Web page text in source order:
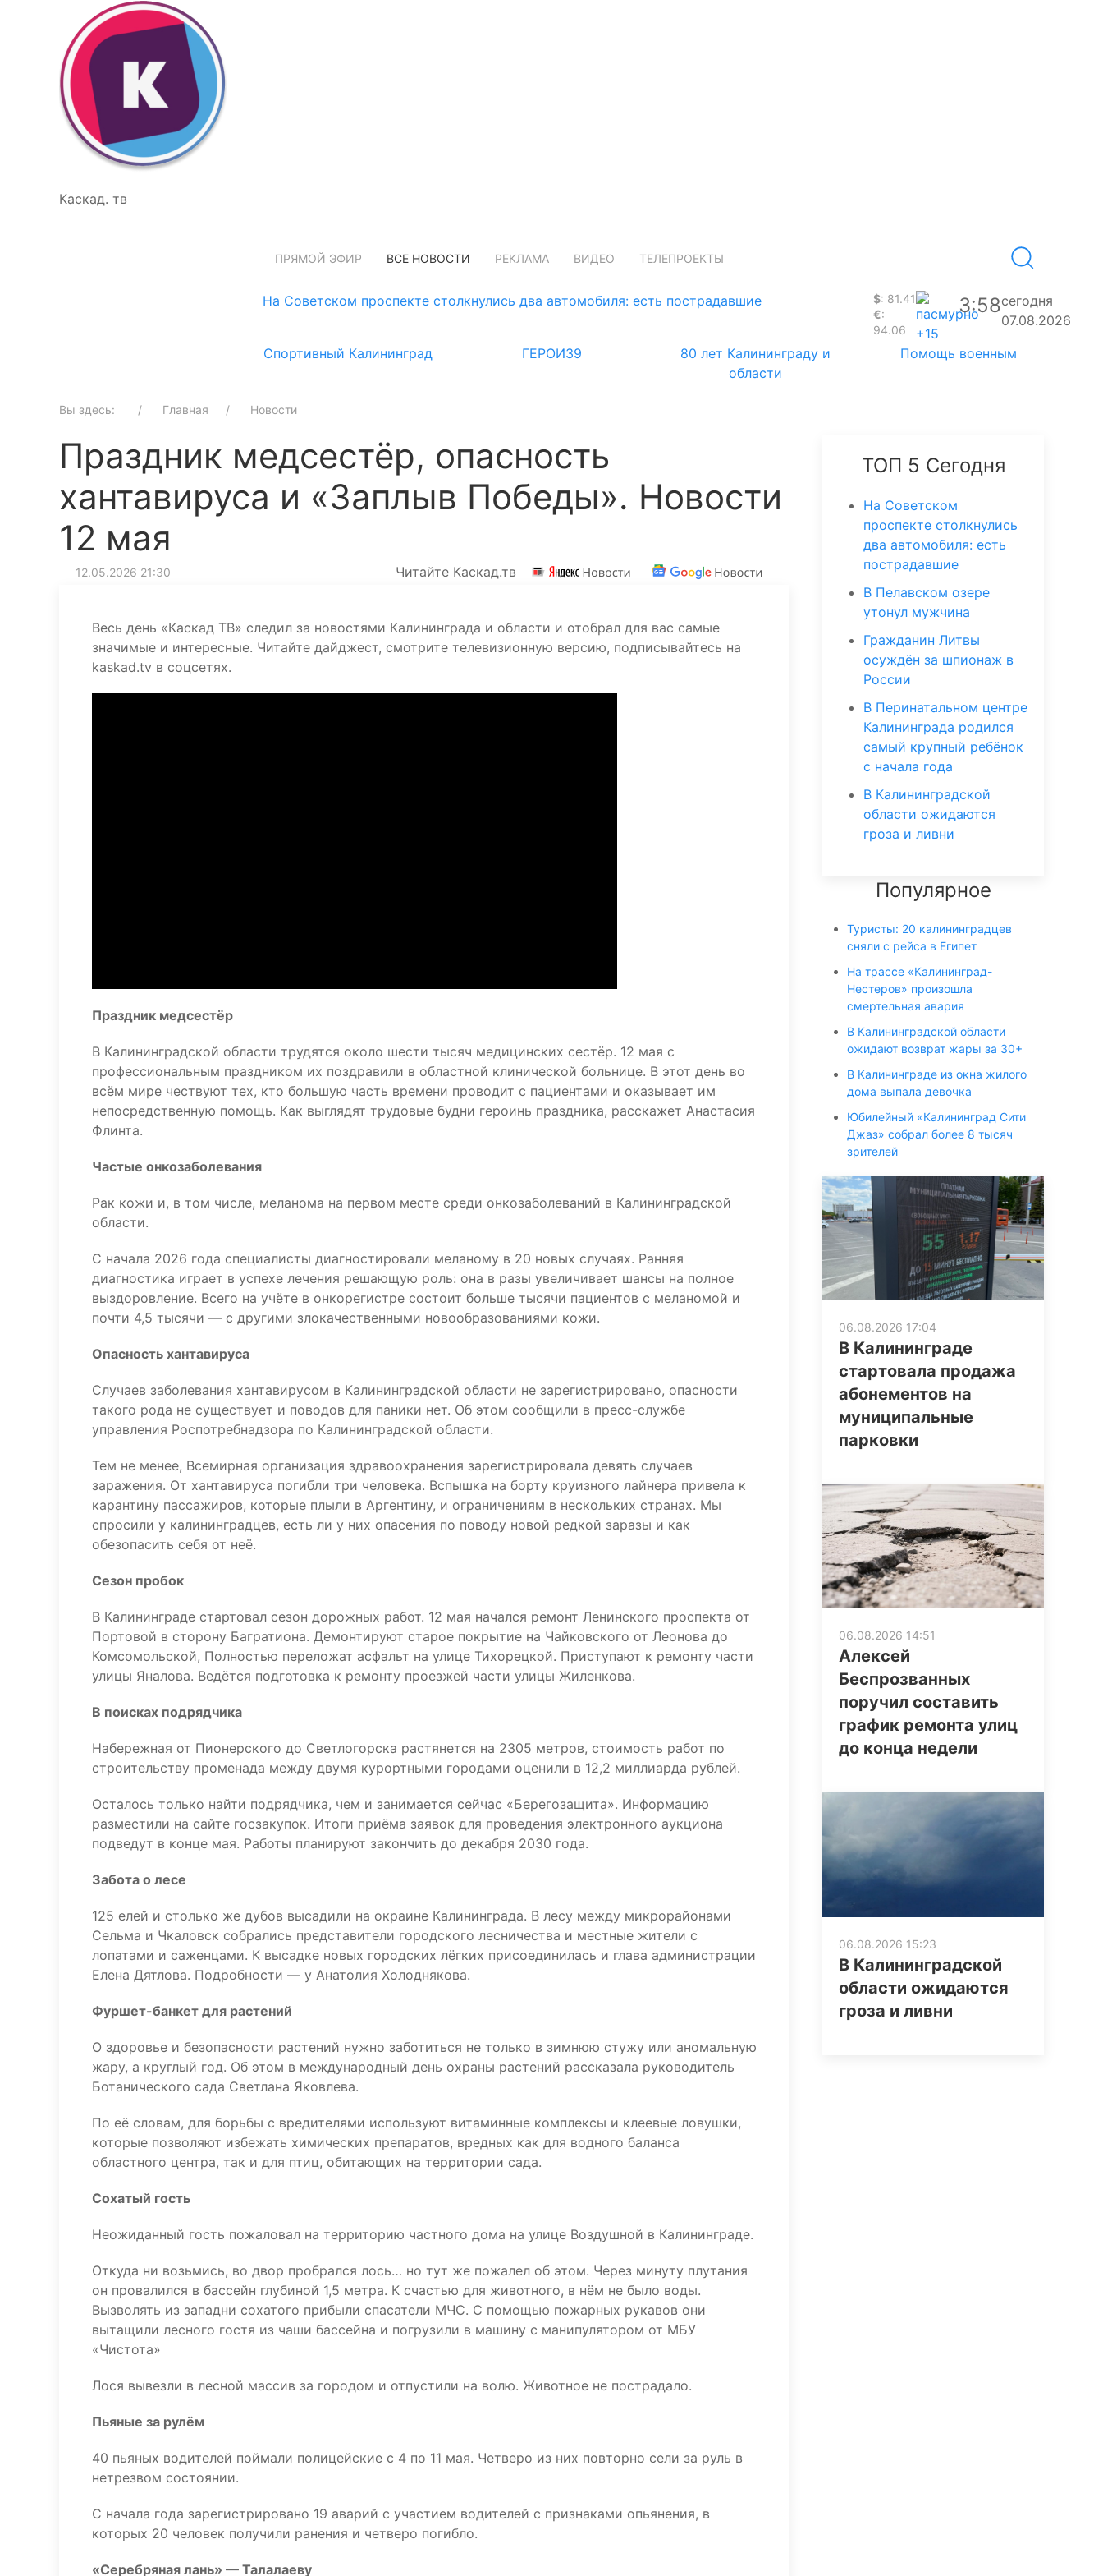
Каскад. тв
ПРЯМОЙ ЭФИР ВСЕ НОВОСТИ РЕКЛАМА ВИДЕО ТЕЛЕПРОЕКТЫ
На Советском проспекте столкнулись два автомобиля: есть пострадавшие $: 81.41
€:
94.06
+15
3:58сегодня
07.08.2026
Спортивный Калининград
ГЕРОИ39
80 лет Калининграду и
области
Помощь военным
Вы здесь: Главная Новости
Праздник медсестёр, опасность
хантавируса и «Заплыв Победы». Новости
12 мая
12.05.2026 21:30 Читайте Каскад.тв
Весь день «Каскад ТВ» следил за новостями Калининграда и области и отобрал для вас самые
значимые и интересные. Читайте дайджест, смотрите телевизионную версию, подписывайтесь на
kaskad.tv в соцсетях.
Праздник медсестёр
В Калининградской области трудятся около шести тысяч медицинских сестёр. 12 мая с
профессиональным праздником их поздравили в областной клинической больнице. В этот день во
всём мире чествуют тех, кто большую часть времени проводит с пациентами и оказывает им
непосредственную помощь. Как выглядят трудовые будни героинь праздника, расскажет Анастасия
Флинта.
Частые онкозаболевания
Рак кожи и, в том числе, меланома на первом месте среди онкозаболеваний в Калининградской
области.
С начала 2026 года специалисты диагностировали меланому в 20 новых случаях. Ранняя
диагностика играет в успехе лечения решающую роль: она в разы увеличивает шансы на полное
выздоровление. Всего на учёте в онкорегистре состоит больше тысячи пациентов с меланомой и
почти 4,5 тысячи — с другими злокачественными новообразованиями кожи.
Опасность хантавируса
Случаев заболевания хантавирусом в Калининградской области не зарегистрировано, опасности
такого рода не существует и поводов для паники нет. Об этом сообщили в пресс-службе
управления Роспотребнадзора по Калининградской области.
Тем не менее, Всемирная организация здравоохранения зарегистрировала девять случаев
заражения. От хантавируса погибли три человека. Вспышка на борту круизного лайнера привела к
карантину пассажиров, которые плыли в Аргентину, и ограничениям в нескольких странах. Мы
спросили у калининградцев, есть ли у них опасения по поводу новой редкой заразы и как
обезопасить себя от неё.
Сезон пробок
В Калининграде стартовал сезон дорожных работ. 12 мая начался ремонт Ленинского проспекта от
Портовой в сторону Багратиона. Демонтируют старое покрытие на Чайковского от Леонова до
Комсомольской, Полностью переложат асфальт на улице Тихорецкой. Приступают к ремонту части
улицы Яналова. Ведётся подготовка к ремонту проезжей части улицы Жиленкова.
В поисках подрядчика
Набережная от Пионерского до Светлогорска растянется на 2305 метров, стоимость работ по
строительству променада между двумя курортными городами оценили в 12,2 миллиарда рублей.
Осталось только найти подрядчика, чем и занимается сейчас «Берегозащита». Информацию
разместили на сайте госзакупок. Итоги приёма заявок для проведения электронного аукциона
подведут в конце мая. Работы планируют закончить до декабря 2030 года.
Забота о лесе
125 елей и столько же дубов высадили на окраине Калининграда. В лесу между микрорайонами
Сельма и Чкаловск собрались представители городского лесничества и местные жители с
лопатами и саженцами. К высадке новых городских лёгких присоединилась и глава администрации
Елена Дятлова. Подробности — у Анатолия Холоднякова.
Фуршет-банкет для растений
О здоровье и безопасности растений нужно заботиться не только в зимнюю стужу или аномальную
жару, а круглый год. Об этом в международный день охраны растений рассказала руководитель
Ботанического сада Светлана Яковлева.
По её словам, для борьбы с вредителями используют витаминные комплексы и клеевые ловушки,
которые позволяют избежать химических препаратов, вредных как для водного баланса
областного центра, так и для птиц, обитающих на территории сада.
Сохатый гость
Неожиданный гость пожаловал на территорию частного дома на улице Воздушной в Калининграде.
Откуда ни возьмись, во двор пробрался лось… но тут же пожалел об этом. Через минуту плутания
он провалился в бассейн глубиной 1,5 метра. К счастью для животного, в нём не было воды.
Вызволять из западни сохатого прибыли спасатели МЧС. С помощью пожарных рукавов они
вытащили лесного гостя из чаши бассейна и погрузили в машину с манипулятором от МБУ
«Чистота»
Лося вывезли в лесной массив за городом и отпустили на волю. Животное не пострадало.
Пьяные за рулём
40 пьяных водителей поймали полицейские с 4 по 11 мая. Четверо из них повторно сели за руль в
нетрезвом состоянии.
С начала года зарегистрировано 19 аварий с участием водителей с признаками опьянения, в
которых 20 человек получили ранения и четверо погибло.
«Серебряная лань» — Талалаеву
ТОП 5 Сегодня
На Советском
проспекте столкнулись
два автомобиля: есть
пострадавшие
В Пелавском озере
утонул мужчина
Гражданин Литвы
осуждён за шпионаж в
России
В Перинатальном центре
Калининграда родился
самый крупный ребёнок
с начала года
В Калининградской
области ожидаются
гроза и ливни
Популярное
Туристы: 20 калининградцев
сняли с рейса в Египет
На трассе «Калининград-
Нестеров» произошла
смертельная авария
В Калининградской области
ожидают возврат жары за 30+
В Калининграде из окна жилого
дома выпала девочка
Юбилейный «Калининград Сити
Джаз» собрал более 8 тысяч
зрителей
06.08.2026 17:04
В Калининграде
стартовала продажа
абонементов на
муниципальные
парковки
06.08.2026 14:51
Алексей
Беспрозванных
поручил составить
график ремонта улиц
до конца недели
06.08.2026 15:23
В Калининградской
области ожидаются
гроза и ливни